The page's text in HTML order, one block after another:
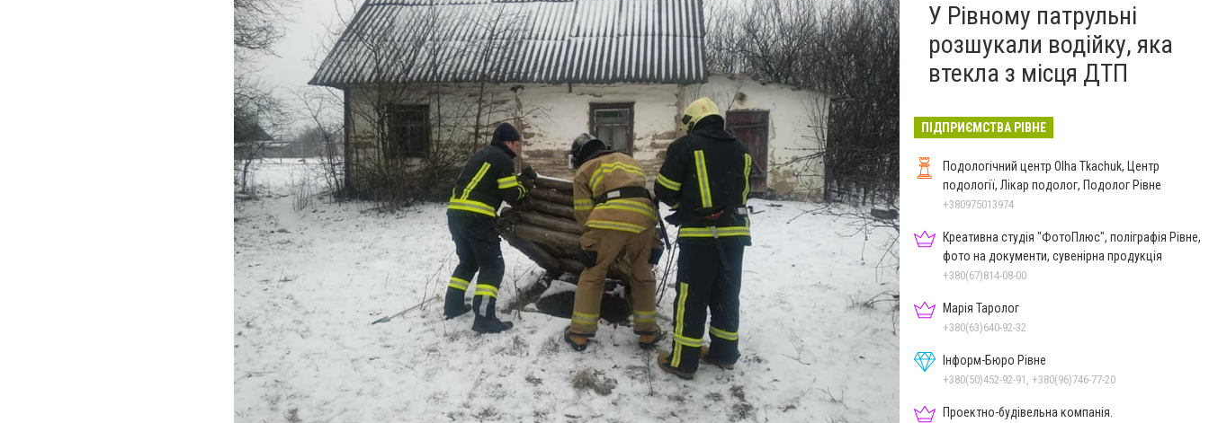
У Рівному патрульні
розшукали водійку, яка
втекла з місця ДТП
ПІДПРИЄМСТВА РІВНЕ
Подологічний центр Olha Tkachuk, Центр
подології, Лікар подолог, Подолог Рівне
+380975013974
Креативна студія "ФотоПлюс", поліграфія Рівне,
фото на документи, сувенірна продукція
+380(67)814-08-00
Марія Таролог
+380(63)640-92-32
Інформ-Бюро Рівне
+380(50)452-92-91, +380(96)746-77-20
Проектно-будівельна компанія.